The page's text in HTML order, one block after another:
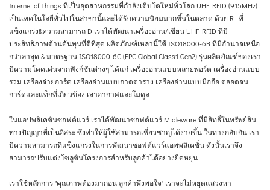
Internet of Things ที่เป็นอุตสาหกรรมที่กำลังเติบโตใหม่ทั่วโลก UHF RFID (915MHz)
เป็นเทคโนโลยีทั่วไปในสาขานี้และได้รับความนิยมมากขึ้นในตลาด ด้วย R . ที่
แข็งแกร่ง&ความสามารถ D เราได้พัฒนาเครื่องอ่าน/เขียน UHF RFID ที่มี
ประสิทธิภาพด้านต้นทุนที่ดีที่สุด ผลิตภัณฑ์เหล่านี้ใช้ ISO18000-6B ที่มีอำนาจเหนือ
กว่าล่าสุด & มาตรฐาน ISO18000-6C (EPC Global Class1 Gen2) รุ่นผลิตภัณฑ์ของเรา
มีความโดดเด่นจากฟังก์ชันต่างๆ ได้แก่ เครื่องอ่านแบบหลายพอร์ต เครื่องอ่านแบบ
รวม เครื่องจ่ายการ์ด เครื่องอ่านแบบถาดตาราง เครื่องอ่านแบบมือถือ ตลอดจน
การ์ดและแท็กที่เกี่ยวข้อง เสาอากาศและโมดูล
ในแอปพลิเคชันซอฟต์แวร์ เราได้พัฒนาซอฟต์แวร์ Midleware ที่มีสิทธิ์ในทรัพย์สิน
ทางปัญญาที่เป็นอิสระ ซึ่งทำให้ผู้ใช้สามารถเชี่ยวชาญได้ง่ายขึ้น ในทางกลับกัน เรา
มีความสามารถที่แข็งแกร่งในการพัฒนาซอฟต์แวร์แอพพลิเคชั่น ดังนั้นเราจึง
สามารถปรับแต่งโซลูชันโครงการสำหรับลูกค้าได้อย่างยืดหยุ่น
เราใช้หลักการ "คุณภาพต้องมาก่อน ลูกค้าพึงพอใจ" เราจะไม่หยุดแสวงหา